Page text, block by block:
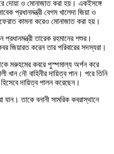
দোয়া ও মোনাজাত করা হয়। একইসঙ্গে
প্রধানমন্ত্রী বেগম খালেদা জিয়া ও
কামনা করেও মোনাজাত করা হয়।
তারেক রহমানের শশুর।
জিয়ারত করেন তার পরিবারের সদস্যরা।
মরুহমের কবরে পুস্পমাল্য অর্পন করে
নৌ বাহিনীর দায়িত্ব পান। পরে তিনি
হিসেবে দায়িত্ব পালন করেছেন।
তাকে বনানী সামরিক কবরাস্থানে